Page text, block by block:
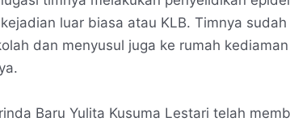
luar biasa atau KLB. Timnya
dan menyusul juga ke rumah
Baru Yulita Kusuma Lestari telah